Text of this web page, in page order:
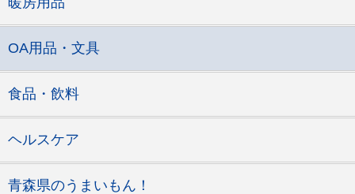
OA用品・文具
食品・飲料
ヘルスケア
青森県のうまいもん！